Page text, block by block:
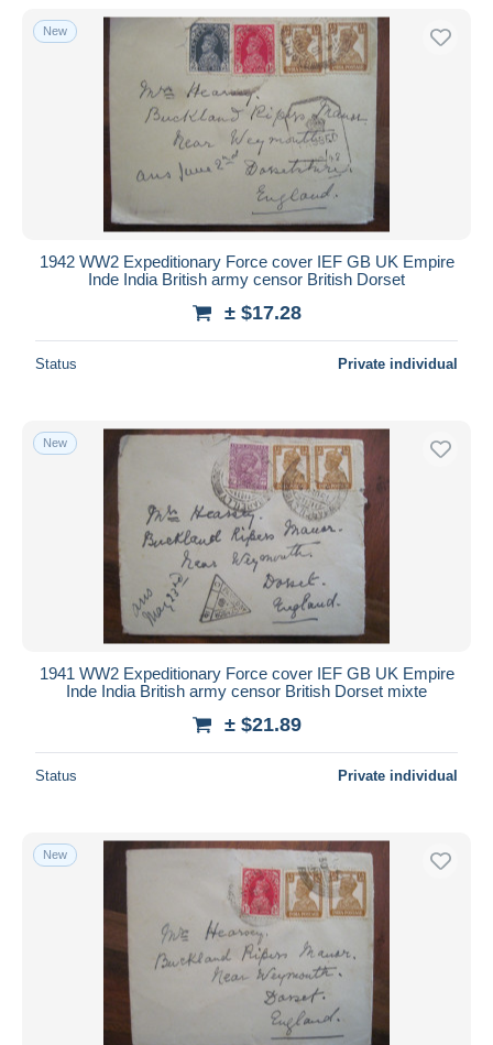
New
1942 WW2 Expeditionary Force cover IEF GB UK Empire
Inde India British army censor British Dorset
± $17.28
Status Private individual
New
1941 WW2 Expeditionary Force cover IEF GB UK Empire
Inde India British army censor British Dorset mixte
± $21.89
Status Private individual
New